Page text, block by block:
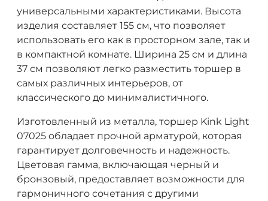
универсальными характеристиками. Высота
изделия составляет 155 см, что позволяет
использовать его как в просторном зале, так и
в компактной комнате. Ширина 25 см и длина
37 см позволяют легко разместить торшер в
самых различных интерьеров, от
классического до минималистичного.
Изготовленный из металла, торшер Kink Light
07025 обладает прочной арматурой, которая
гарантирует долговечность и надежность.
Цветовая гамма, включающая черный и
бронзовый, предоставляет возможности для
гармоничного сочетания с другими